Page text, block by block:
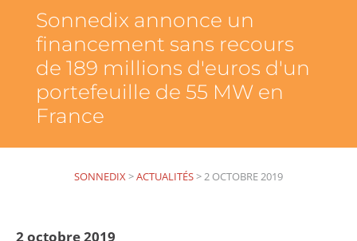
Sonnedix annonce un
financement sans recours
de 189 millions d'euros d'un
portefeuille de 55 MW en
France
SONNEDIX>ACTUALITÉS>2 OCTOBRE 2019
2 octobre 2019